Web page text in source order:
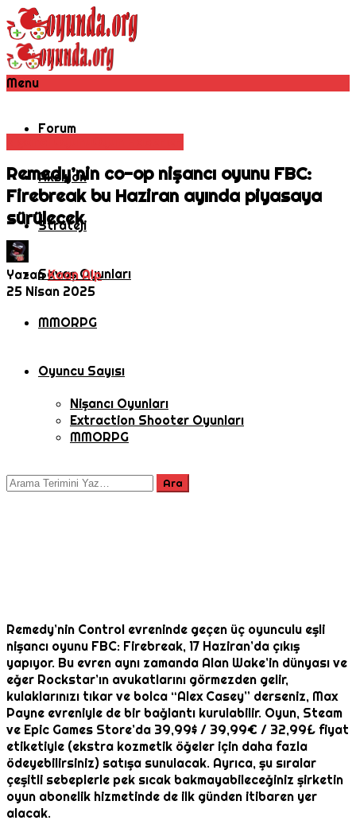
Menu
Forum
Aksiyon
Strateji
Savaş Oyunları
MMORPG
Oyuncu Sayısı
Nişancı Oyunları
Extraction Shooter Oyunları
MMORPG
Remedy’nin co-op nişancı oyunu FBC:
Firebreak bu Haziran ayında piyasaya
sürülecek
YazanKaan Alp
25 Nisan 2025
Remedy’nin Control evreninde geçen üç oyunculu eşli
nişancı oyunu FBC: Firebreak, 17 Haziran’da çıkış
yapıyor. Bu evren aynı zamanda Alan Wake’in dünyası ve
eğer Rockstar’ın avukatlarını görmezden gelir,
kulaklarınızı tıkar ve bolca “Alex Casey” derseniz, Max
Payne evreniyle de bir bağlantı kurulabilir. Oyun, Steam
ve Epic Games Store’da 39,99$ / 39,99€ / 32,99£ fiyat
etiketiyle (ekstra kozmetik öğeler için daha fazla
ödeyebilirsiniz) satışa sunulacak. Ayrıca, şu sıralar
çeşitli sebeplerle pek sıcak bakmayabileceğiniz şirketin
oyun abonelik hizmetinde de ilk günden itibaren yer
alacak.